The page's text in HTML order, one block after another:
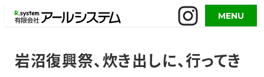
MENU
岩沼復興祭、炊き出しに、行ってき